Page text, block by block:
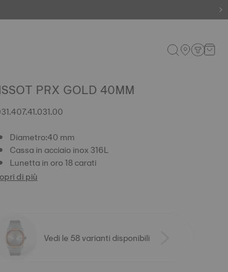
PRX GOLD 40MM
Diametro:40 mm
Cassa in acciaio inox 316L
Lunetta in oro 18 carati
di più
Vedi le 58 varianti disponibili